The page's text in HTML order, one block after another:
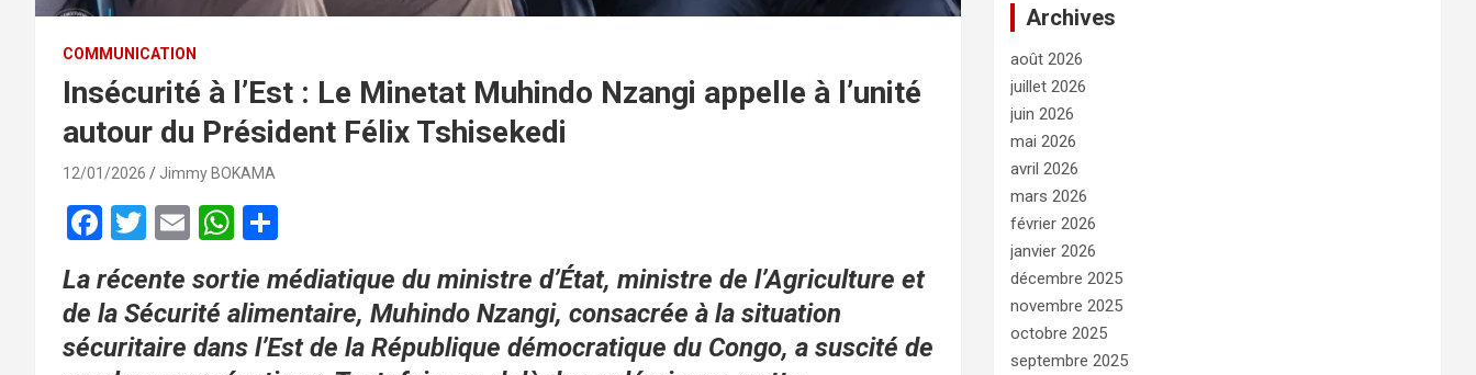
COMMUNICATION
Insécurité à l’Est : Le Minetat Muhindo Nzangi appelle à l’unité
autour du Président Félix Tshisekedi
12/01/2026 Jimmy BOKAMA
F
a
ce
b
o
T
tt
er
E
ail
W
h
at
s
A
ar
ta
g
er
La récente sortie médiatique du ministre d’État, ministre de l’Agriculture et
de la Sécurité alimentaire, Muhindo Nzangi, consacrée à la situation
sécuritaire dans l’Est de la République démocratique du Congo, a suscité de
Archives
août 2026
juillet 2026
juin 2026
mai 2026
avril 2026
mars 2026
février 2026
janvier 2026
décembre 2025
novembre 2025
octobre 2025
septembre 2025